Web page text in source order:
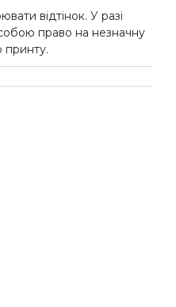
відтінок. У разі
право на незначну
принту.